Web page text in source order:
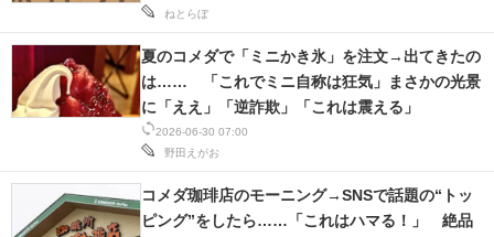
IT製品の技術・比較・事例
製造業のIT導入・活用を支援
モノづくり技術者専門サイト
電子設計の基本と応用
ねとらぼ
2026-06-30 07:00
野田えがお
夏のコメダで「ミニかき氷」を注文→出てきたの
は…… 「これでミニ自称は狂気」まさかの光景
に「ええ」「逆詐欺」「これは震える」
コメダ珈琲店のモーニング→SNSで話題の“トッ
ピング”をしたら……「これはハマる！」 絶品